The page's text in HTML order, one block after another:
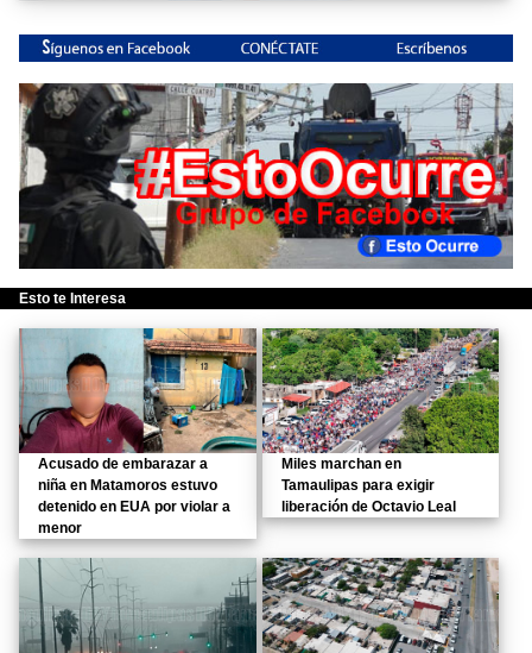
Esto te Interesa
Acusado de embarazar a
niña en Matamoros estuvo
detenido en EUA por violar a
menor
Miles marchan en
Tamaulipas para exigir
liberación de Octavio Leal